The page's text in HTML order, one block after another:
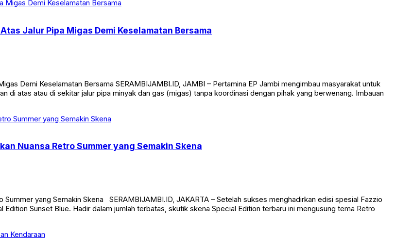
Jalur Pipa Migas Demi Keselamatan Bersama
Demi Keselamatan Bersama SERAMBIJAMBI.ID, JAMBI – Pertamina EP Jambi mengimbau masyarakat untuk
di atas atau di sekitar jalur pipa minyak dan gas (migas) tanpa koordinasi dengan pihak yang berwenang. Imbauan
Nuansa Retro Summer yang Semakin Skena
Summer yang Semakin Skena SERAMBIJAMBI.ID, JAKARTA – Setelah sukses menghadirkan edisi spesial Fazzio
Sunset Blue. Hadir dalam jumlah terbatas, skutik skena Special Edition terbaru ini mengusung tema Retro